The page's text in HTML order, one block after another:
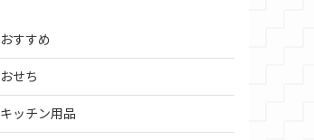
おすすめ
おせち
キッチン用品